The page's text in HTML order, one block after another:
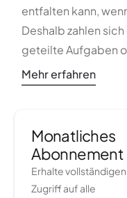
entfalten kann,
Deshalb zahlen
geteilte Aufgaben
Mehr erfahren
Monatliches
Abonnement
Erhalte vollständigen
Zugriff auf alle